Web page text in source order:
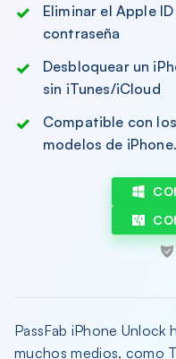
Eliminar el Apple
contraseña
Desbloquear un
sin iTunes/iCloud
Compatible con
modelos de iPhone.
PassFab iPhone
muchos medios, como